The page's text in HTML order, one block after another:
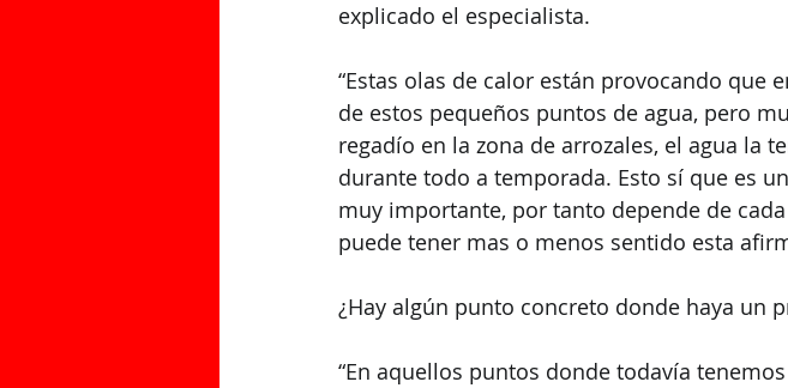
explicado el especialista.
“Estas olas de calor están provocando que
de estos pequeños puntos de agua, pero
regadío en la zona de arrozales, el agua la
durante todo a temporada. Esto sí que es
muy importante, por tanto depende de
puede tener mas o menos sentido esta
¿Hay algún punto concreto donde haya un
“En aquellos puntos donde todavía